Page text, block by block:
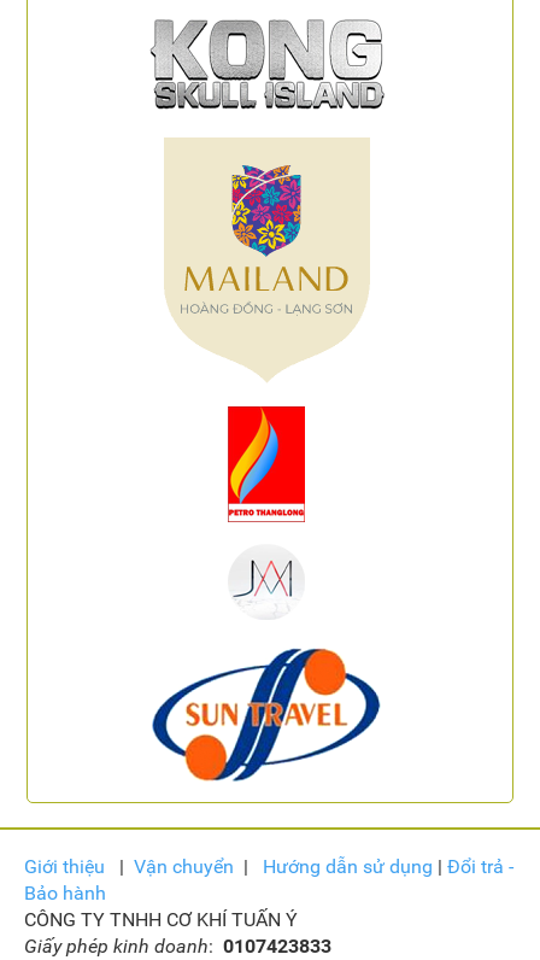
Giới thiệu | Vận chuyển | Hướng dẫn sử dụng | Đổi trả -
Bảo hành
CÔNG TY TNHH CƠ KHÍ TUẤN Ý
Giấy phép kinh doanh: 0107423833